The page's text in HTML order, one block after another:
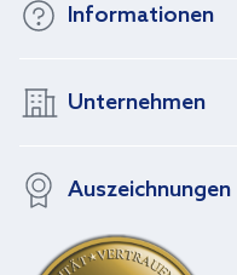
Informationen
Unternehmen
Auszeichnungen